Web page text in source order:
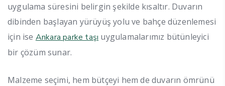
uygulama süresini belirgin şekilde kısaltır. Duvarın
dibinden başlayan yürüyüş yolu ve bahçe düzenlemesi
için ise Ankara parke taşı uygulamalarımız bütünleyici
bir çözüm sunar.
Malzeme seçimi, hem bütçeyi hem de duvarın ömrünü